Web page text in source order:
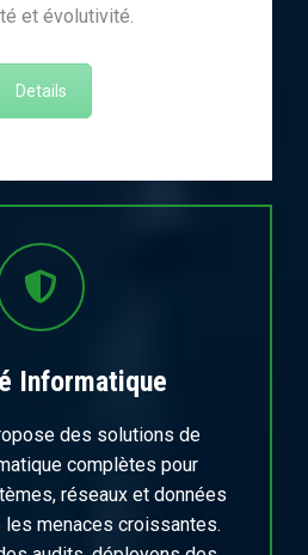
et évolutivité.
Details
Informatique
des solutions de
complètes pour
réseaux et données
menaces croissantes.